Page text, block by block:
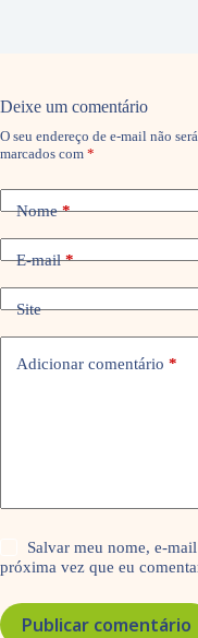
Deixe um comentário
O seu endereço de e-mail não
marcados com *
Nome*
E-mail*
Site
Adicionar comentário *
Salvar meu nome, e-
próxima vez que eu
Publicar comentário